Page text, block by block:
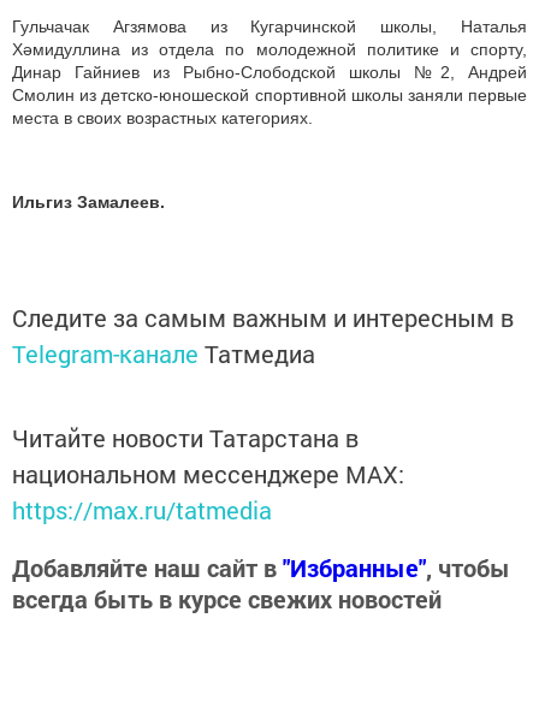
Гульчачак Агзямова из Кугарчинской школы, Наталья
Хәмидуллина из отдела по молодежной политике и спорту,
Динар Гайниев из Рыбно-Слободской школы №2, Андрей
Смолин из детско-юношеской спортивной школы заняли первые
места в своих возрастных категориях.
Ильгиз Замалеев.
Следите за самым важным и интересным в
Telegram-канале Татмедиа
Читайте новости Татарстана в
национальном мессенджере MАХ:
https://max.ru/tatmedia
Добавляйте наш сайт в"Избранные", чтобы
всегда быть в курсе свежих новостей